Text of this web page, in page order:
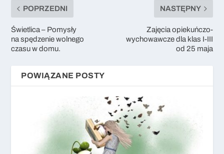
POPRZEDNI
Świetlica – Pomysły
na spędzenie wolnego
czasu w domu.
NASTĘPNY
Zajęcia opiekuńczo-
wychowawcze dla klas I-III
od 25 maja
POWIĄZANE POSTY